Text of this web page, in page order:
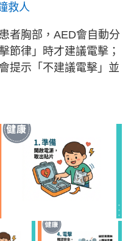
救人
者胸部，AED會自動分
節律」時才建議電擊；
提示「不建議電擊」並